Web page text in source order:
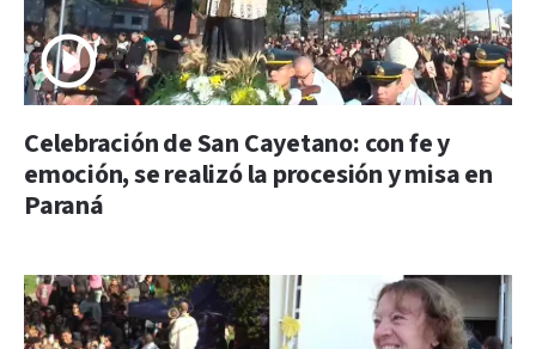
Celebración de San Cayetano: con fe y
emoción, se realizó la procesión y misa en
Paraná